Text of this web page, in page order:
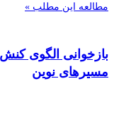
مطالعه این مطلب »
بازخوانی الگوی
مسیرهای نوین